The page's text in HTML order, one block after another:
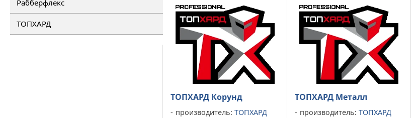
Рабберфлекс
ТОПХАРД
ТОПХАРД Корунд
производитель: ТОПХАРД
ТОПХАРД Металл
производитель: ТОПХАРД